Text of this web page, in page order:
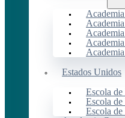
Estados Unidos
Escola
Escola
Escola